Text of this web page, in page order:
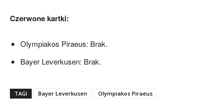
Czerwone kartki:
Olympiakos Piraeus: Brak.
Bayer Leverkusen: Brak.
TAGI Bayer Leverkusen Olympiakos Piraeus